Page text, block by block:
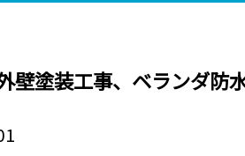
壁塗装工事、ベランダ防